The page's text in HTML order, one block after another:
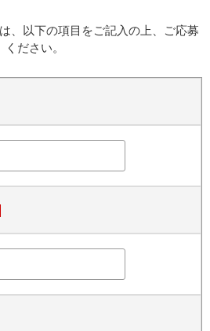
、以下の項目をご記入の上、ご応募
ください。